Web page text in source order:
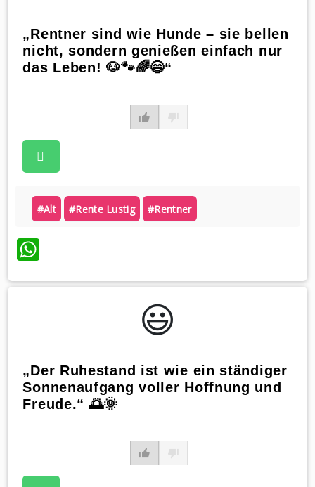
„Rentner sind wie Hunde – sie bellen
nicht, sondern genießen einfach nur
das Leben! 🐶🐾🌈😄“
#alt #rente Lustig #rentner
WhatsApp
😃️
„Der Ruhestand ist wie ein ständiger
Sonnenaufgang voller Hoffnung und
Freude.“ 🌅🌞